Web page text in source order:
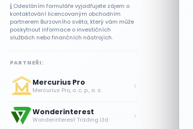
Odesláním formuláře vyjadřujete zájem o
kontaktování licencovaným obchodním
partnerem Burzovního světa, který vám může
poskytnout informace o investičních
službách nebo finančních nástrojích.
PARTNEŘI:
Mercurius Pro
Mercurius Pro, o. c. p., a. s. ›
Wonderinterest
Wonderinterest Trading Ltd ›